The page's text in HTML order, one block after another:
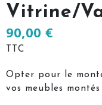
Vitrine/
90,00 €
TTC
Opter pour le
vos meubles